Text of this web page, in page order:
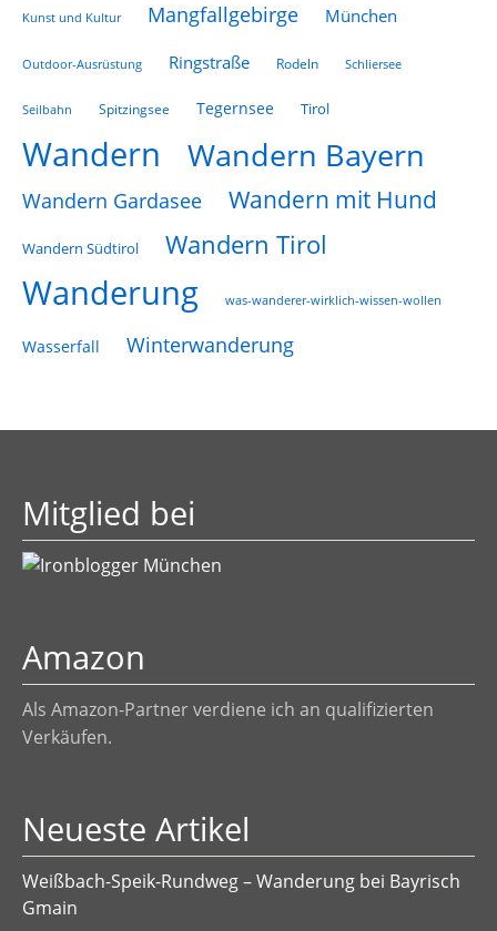
Kunst und Kultur Mangfallgebirge München
Outdoor-Ausrüstung Ringstraße Rodeln Schliersee
Seilbahn Spitzingsee Tegernsee Tirol
Wandern Wandern Bayern
Wandern Gardasee Wandern mit Hund
Wandern Südtirol Wandern Tirol
Wanderung was-wanderer-wirklich-wissen-wollen
Wasserfall Winterwanderung
Mitglied bei
Amazon
Als Amazon-Partner verdiene ich an qualifizierten
Verkäufen.
Neueste Artikel
Weißbach-Speik-Rundweg – Wanderung bei Bayrisch
Gmain